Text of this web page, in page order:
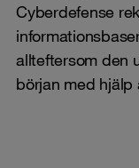
Cyberdefense
allteftersom den
början med